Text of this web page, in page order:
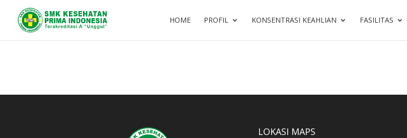
HOME PROFIL KONSENTRASI KEAHLIAN FASILITAS
LOKASI MAPS